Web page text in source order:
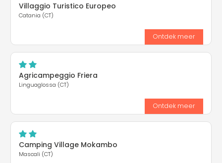
Villaggio Turistico Europeo
Catania (CT)
Ontdek meer
Agricampeggio Friera
Linguaglossa (CT)
Ontdek meer
Camping Village Mokambo
Mascali (CT)